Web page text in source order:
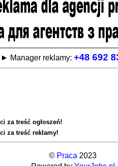
► Manager reklamy: +48 692
za treść ogłoszeń!
za treść reklamy!
© Praca 2023